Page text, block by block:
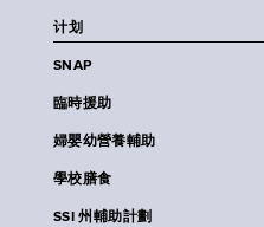
计划
SNAP
臨時援助
婦嬰幼營養輔助
學校膳食
SSI 州輔助計劃